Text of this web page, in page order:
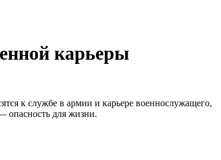
карьеры
к службе в армии и карьере военнослужащего,
опасность для жизни.